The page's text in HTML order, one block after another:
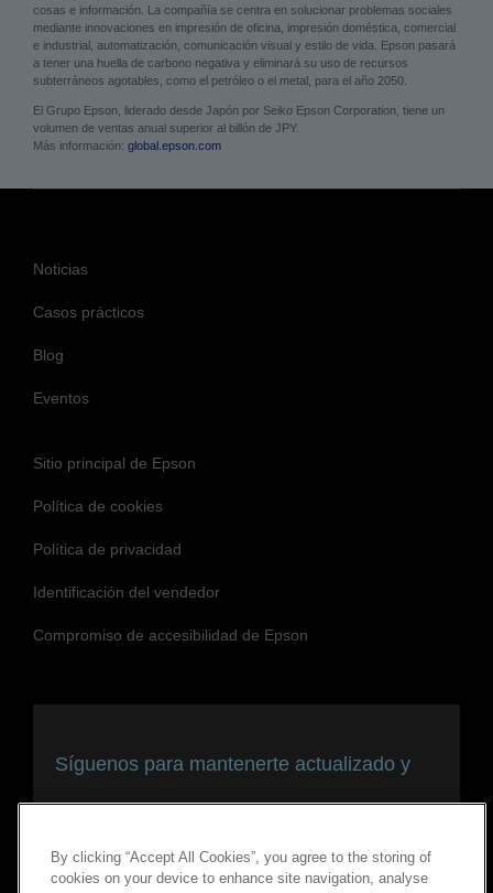
cosas e información. La compañía se centra en solucionar problemas sociales
mediante innovaciones en impresión de oficina, impresión doméstica, comercial
e industrial, automatización, comunicación visual y estilo de vida. Epson pasará
a tener una huella de carbono negativa y eliminará su uso de recursos
subterráneos agotables, como el petróleo o el metal, para el año 2050.
El Grupo Epson, liderado desde Japón por Seiko Epson Corporation, tiene un
volumen de ventas anual superior al billón de JPY.
Más información: global.epson.com
Noticias
Casos prácticos
Blog
Eventos
Sitio principal de Epson
Política de cookies
Política de privacidad
Identificación del vendedor
Compromiso de accesibilidad de Epson
Síguenos para mantenerte actualizado y
By clicking “Accept All Cookies”, you agree to the storing of
cookies on your device to enhance site navigation, analyse